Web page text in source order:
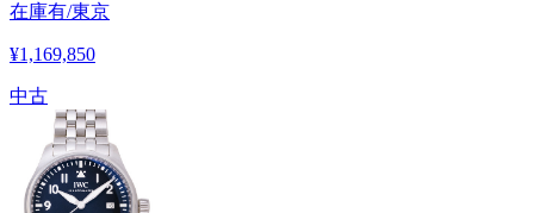
在庫有/東京
¥1,169,850
中古